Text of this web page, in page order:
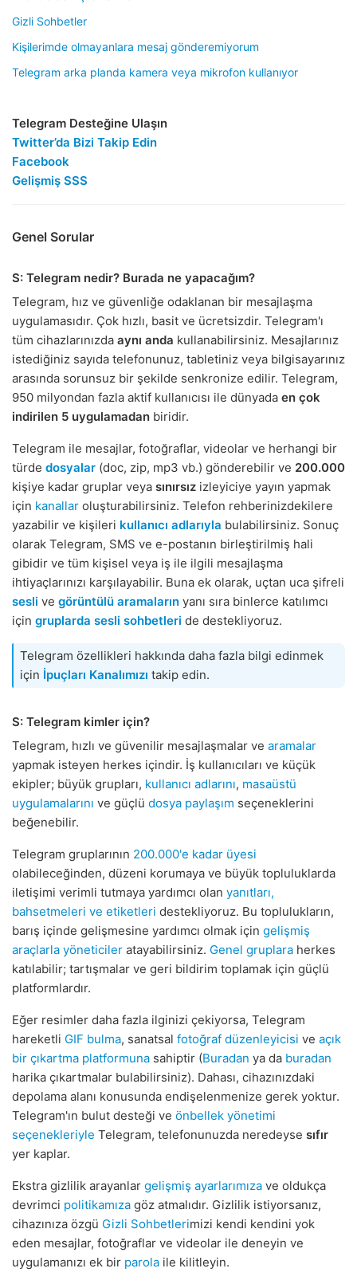
Gizli Sohbetler
Kişilerimde olmayanlara mesaj gönderemiyorum
Telegram arka planda kamera veya mikrofon kullanıyor
Telegram Desteğine Ulaşın
Twitter’da Bizi Takip Edin
Facebook
Gelişmiş SSS
Genel Sorular
S: Telegram nedir? Burada ne yapacağım?
Telegram, hız ve güvenliğe odaklanan bir mesajlaşma
uygulamasıdır. Çok hızlı, basit ve ücretsizdir. Telegram'ı
tüm cihazlarınızda aynı anda kullanabilirsiniz. Mesajlarınız
istediğiniz sayıda telefonunuz, tabletiniz veya bilgisayarınız
arasında sorunsuz bir şekilde senkronize edilir. Telegram,
950 milyondan fazla aktif kullanıcısı ile dünyada en çok
indirilen 5 uygulamadan biridir.
Telegram ile mesajlar, fotoğraflar, videolar ve herhangi bir
türde dosyalar (doc, zip, mp3 vb.) gönderebilir ve 200.000
kişiye kadar gruplar veya sınırsız izleyiciye yayın yapmak
için kanallar oluşturabilirsiniz. Telefon rehberinizdekilere
yazabilir ve kişileri kullanıcı adlarıyla bulabilirsiniz. Sonuç
olarak Telegram, SMS ve e-postanın birleştirilmiş hali
gibidir ve tüm kişisel veya iş ile ilgili mesajlaşma
ihtiyaçlarınızı karşılayabilir. Buna ek olarak, uçtan uca şifreli
sesli ve görüntülü aramaların yanı sıra binlerce katılımcı
için gruplarda sesli sohbetleri de destekliyoruz.
Telegram özellikleri hakkında daha fazla bilgi edinmek
için İpuçları Kanalımızı takip edin.
S: Telegram kimler için?
Telegram, hızlı ve güvenilir mesajlaşmalar ve aramalar
yapmak isteyen herkes içindir. İş kullanıcıları ve küçük
ekipler; büyük grupları, kullanıcı adlarını, masaüstü
uygulamalarını ve güçlü dosya paylaşım seçeneklerini
beğenebilir.
Telegram gruplarının 200.000'e kadar üyesi
olabileceğinden, düzeni korumaya ve büyük topluluklarda
iletişimi verimli tutmaya yardımcı olan yanıtları,
bahsetmeleri ve etiketleri destekliyoruz. Bu toplulukların,
barış içinde gelişmesine yardımcı olmak için gelişmiş
araçlarla yöneticiler atayabilirsiniz. Genel gruplara herkes
katılabilir; tartışmalar ve geri bildirim toplamak için güçlü
platformlardır.
Eğer resimler daha fazla ilginizi çekiyorsa, Telegram
hareketli GIF bulma, sanatsal fotoğraf düzenleyicisi ve açık
bir çıkartma platformuna sahiptir (Buradan ya da buradan
harika çıkartmalar bulabilirsiniz). Dahası, cihazınızdaki
depolama alanı konusunda endişelenmenize gerek yoktur.
Telegram'ın bulut desteği ve önbellek yönetimi
seçenekleriyle Telegram, telefonunuzda neredeyse sıfır
yer kaplar.
Ekstra gizlilik arayanlar gelişmiş ayarlarımıza ve oldukça
devrimci politikamıza göz atmalıdır. Gizlilik istiyorsanız,
cihazınıza özgü Gizli Sohbetlerimizi kendi kendini yok
eden mesajlar, fotoğraflar ve videolar ile deneyin ve
uygulamanızı ek bir parola ile kilitleyin.